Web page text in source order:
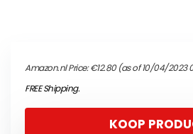
Amazon.nl Price:€12.80(as of 10/04/2023
FREE Shipping.
KOOP